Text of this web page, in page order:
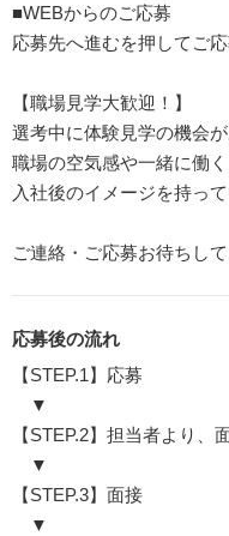
■WEBからのご応募
応募先へ進むを押してご応
【職場見学大歓迎！】
選考中に体験見学の機会が
職場の空気感や一緒に働
入社後のイメージを持って
ご連絡・ご応募お待ちして
応募後の流れ
【STEP.1】応募
▼
【STEP.2】担当者より、
▼
【STEP.3】面接
▼